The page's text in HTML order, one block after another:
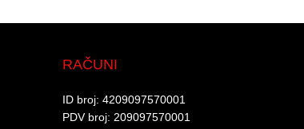
RAČUNI
ID broj: 4209097570001​
PDV broj: 209097570001 ​